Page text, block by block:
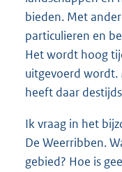
bieden. Met
particulieren en
Het wordt hoog
uitgevoerd wordt.
heeft daar
Ik vraag in het
De Weerribben.
gebied? Hoe is